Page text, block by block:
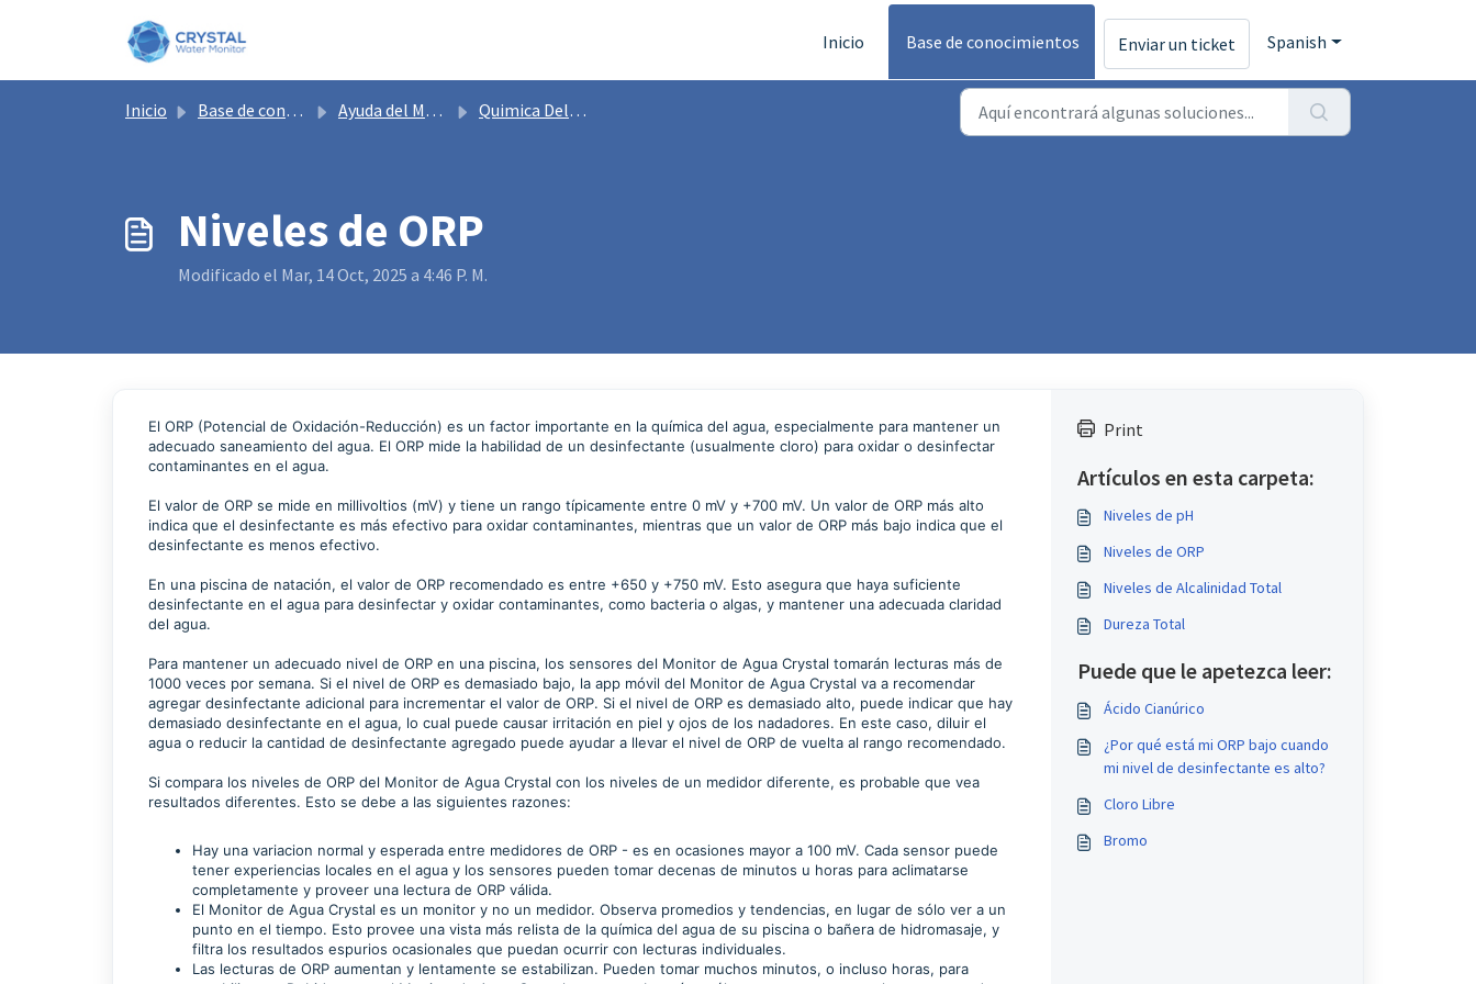
Inicio
Base de conocimientos Enviar un ticket Spanish
Inicio Base de conocimientos Ayuda del Monitor de Agua Crystal Quimica Del Agua
Niveles de ORP
Modificado el Mar, 14 Oct, 2025 a 4:46 P. M.
El ORP (Potencial de Oxidación-Reducción) es un factor importante en la química del agua, especialmente para mantener un
adecuado saneamiento del agua. El ORP mide la habilidad de un desinfectante (usualmente cloro) para oxidar o desinfectar
contaminantes en el agua.
El valor de ORP se mide en millivoltios (mV) y tiene un rango típicamente entre 0 mV y +700 mV. Un valor de ORP más alto
indica que el desinfectante es más efectivo para oxidar contaminantes, mientras que un valor de ORP más bajo indica que el
desinfectante es menos efectivo.
En una piscina de natación, el valor de ORP recomendado es entre +650 y +750 mV. Esto asegura que haya suficiente
desinfectante en el agua para desinfectar y oxidar contaminantes, como bacteria o algas, y mantener una adecuada claridad
del agua.
Para mantener un adecuado nivel de ORP en una piscina, los sensores del Monitor de Agua Crystal tomarán lecturas más de
1000 veces por semana. Si el nivel de ORP es demasiado bajo, la app móvil del Monitor de Agua Crystal va a recomendar
agregar desinfectante adicional para incrementar el valor de ORP. Si el nivel de ORP es demasiado alto, puede indicar que hay
demasiado desinfectante en el agua, lo cual puede causar irritación en piel y ojos de los nadadores. En este caso, diluir el
agua o reducir la cantidad de desinfectante agregado puede ayudar a llevar el nivel de ORP de vuelta al rango recomendado.
Si compara los niveles de ORP del Monitor de Agua Crystal con los niveles de un medidor diferente, es probable que vea
resultados diferentes. Esto se debe a las siguientes razones:
Hay una variacion normal y esperada entre medidores de ORP - es en ocasiones mayor a 100 mV. Cada sensor puede
tener experiencias locales en el agua y los sensores pueden tomar decenas de minutos u horas para aclimatarse
completamente y proveer una lectura de ORP válida.
El Monitor de Agua Crystal es un monitor y no un medidor. Observa promedios y tendencias, en lugar de sólo ver a un
punto en el tiempo. Esto provee una vista más relista de la química del agua de su piscina o bañera de hidromasaje, y
filtra los resultados espurios ocasionales que puedan ocurrir con lecturas individuales.
Las lecturas de ORP aumentan y lentamente se estabilizan. Pueden tomar muchos minutos, o incluso horas, para
Print
Artículos en esta carpeta:
Niveles de pH
Niveles de ORP
Niveles de Alcalinidad Total
Dureza Total
Puede que le apetezca leer:
Ácido Cianúrico
¿Por qué está mi ORP bajo cuando
mi nivel de desinfectante es alto?
Cloro Libre
Bromo